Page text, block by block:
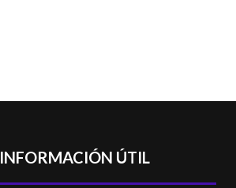
INFORMACIÓN ÚTIL